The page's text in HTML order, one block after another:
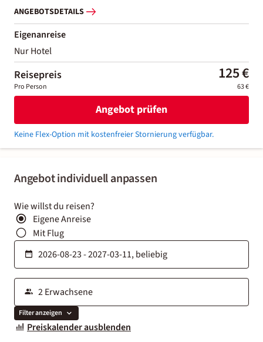
Angebot individuell anpassen
Wie willst du reisen?
Eigene Anreise
Mit Flug
Filter anzeigen
Preiskalender ausblenden
ANGEBOTSDETAILS
Eigenanreise
Nur Hotel
Reisepreis 125 €
Pro Person 63 €
Angebot prüfen
Keine Flex-Option mit kostenfreier Stornierung verfügbar.